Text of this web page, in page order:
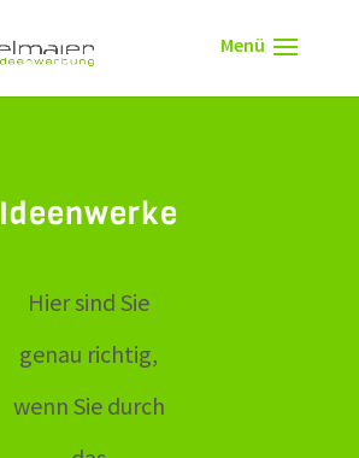
Ideenwerke
Hier sind Sie
genau richtig,
wenn Sie durch